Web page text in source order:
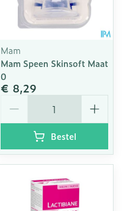
Mam
Mam Speen Skinsoft Maat
0
€ 8,29
Bestel